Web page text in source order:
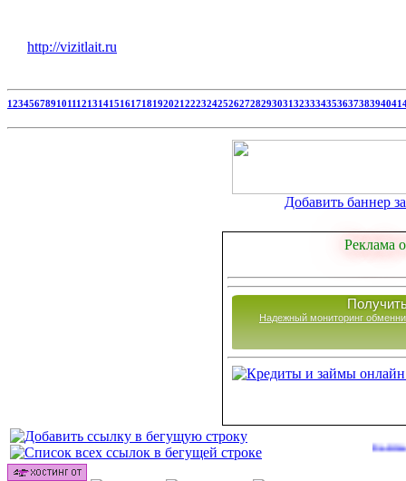
http://vizitlait.ru
1234567891011121314151617181920212223242526272829303132333435363738394041
Добавить баннер
Реклама
Надежный мониторинг
Сайты для